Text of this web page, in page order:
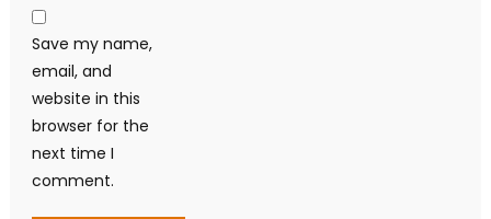
Save my name,
email, and
website in this
browser for the
next time I
comment.